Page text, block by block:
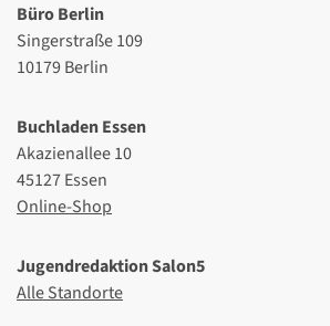
Büro Berlin
Singerstraße 109
10179 Berlin
Buchladen Essen
Akazienallee 10
45127 Essen
Online-Shop
Jugendredaktion Salon5
Alle Standorte